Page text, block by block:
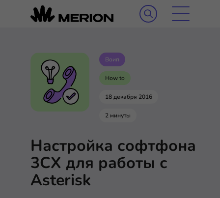
Воип
How to
18 декабря 2016
2 минуты
Настройка софтфона
3CX для работы с
Asterisk